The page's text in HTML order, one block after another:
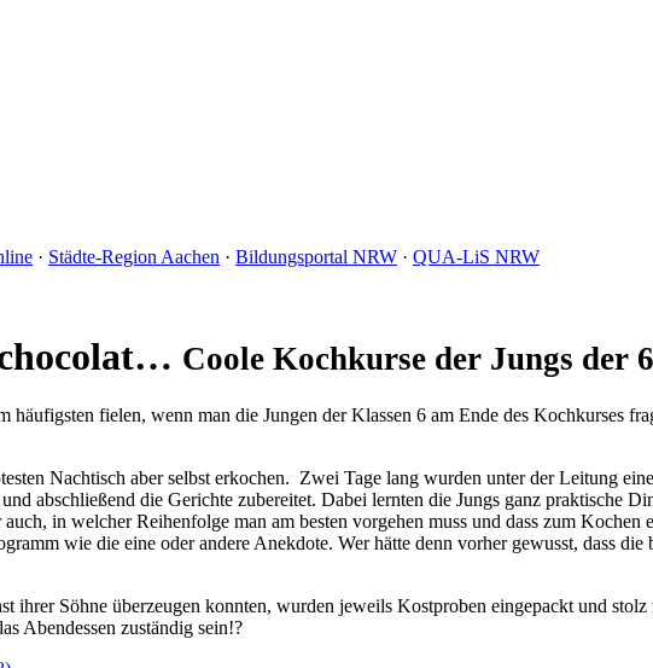
· Städte-Region Aachen · Bildungsportal NRW · QUA-LiS NRW
Coole Kochkurse der Jungs der
fielen, wenn man die Jungen der Klassen 6 am Ende des Kochkurses
Nachtisch aber selbst erkochen. Zwei Tage lang wurden unter der Leitung
abschließend die Gerichte zubereitet. Dabei lernten die Jungs ganz praktische
in welcher Reihenfolge man am besten vorgehen muss und dass zum
wie die eine oder andere Anekdote. Wer hätte denn vorher gewusst, dass
ihrer Söhne überzeugen konnten, wurden jeweils Kostproben eingepackt und
Abendessen zuständig sein!?